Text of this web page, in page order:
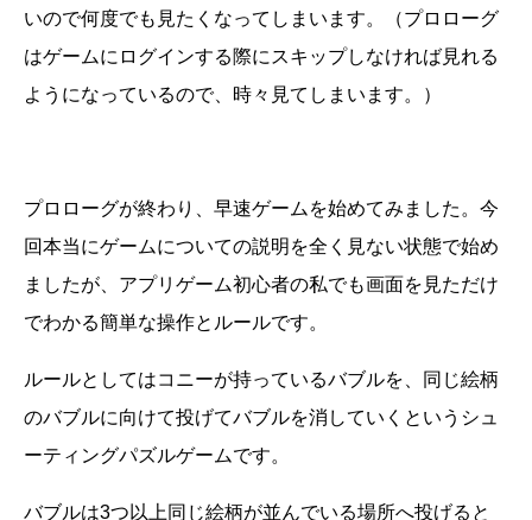
いので何度でも見たくなってしまいます。（プロローグ
はゲームにログインする際にスキップしなければ見れる
ようになっているので、時々見てしまいます。）
プロローグが終わり、早速ゲームを始めてみました。今
回本当にゲームについての説明を全く見ない状態で始め
ましたが、アプリゲーム初心者の私でも画面を見ただけ
でわかる簡単な操作とルールです。
ルールとしてはコニーが持っているバブルを、同じ絵柄
のバブルに向けて投げてバブルを消していくというシュ
ーティングパズルゲームです。
バブルは3つ以上同じ絵柄が並んでいる場所へ投げると